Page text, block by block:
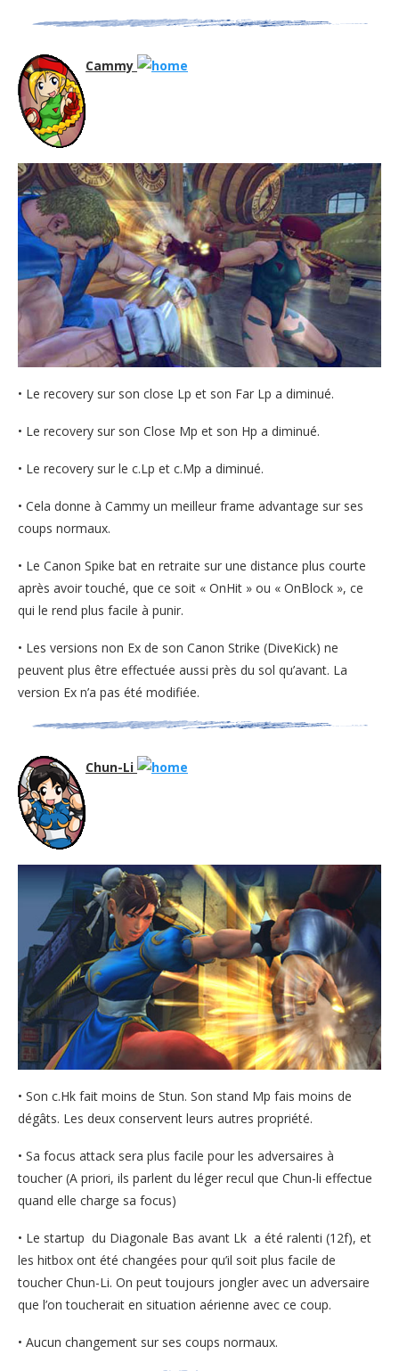
Cammy
• Le recovery sur son close Lp et son Far Lp a diminué.
• Le recovery sur son Close Mp et son Hp a diminué.
• Le recovery sur le c.Lp et c.Mp a diminué.
• Cela donne à Cammy un meilleur frame advantage sur ses
coups normaux.
• Le Canon Spike bat en retraite sur une distance plus courte
après avoir touché, que ce soit « OnHit » ou « OnBlock », ce
qui le rend plus facile à punir.
• Les versions non Ex de son Canon Strike (DiveKick) ne
peuvent plus être effectuée aussi près du sol qu’avant. La
version Ex n’a pas été modifiée.
Chun-Li
• Son c.Hk fait moins de Stun. Son stand Mp fais moins de
dégâts. Les deux conservent leurs autres propriété.
• Sa focus attack sera plus facile pour les adversaires à
toucher (A priori, ils parlent du léger recul que Chun-li effectue
quand elle charge sa focus)
• Le startup du Diagonale Bas avant Lk a été ralenti (12f), et
les hitbox ont été changées pour qu’il soit plus facile de
toucher Chun-Li. On peut toujours jongler avec un adversaire
que l’on toucherait en situation aérienne avec ce coup.
• Aucun changement sur ses coups normaux.